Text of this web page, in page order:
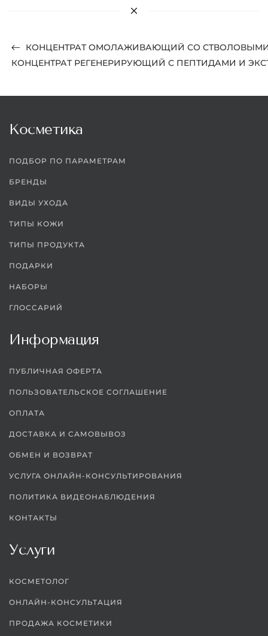
КОНЦЕНТРАТ ОМОЛАЖИВАЮЩИЙ СО СТВОЛОВЫМИ
КОНЦЕНТРАТ РЕГЕНЕРИРУЮЩИЙ С ПЕПТИДАМИ И
Косметика
ПОДБОР ПО ПАРАМЕТРАМ
БРЕНДЫ
ВИДЫ УХОДА
ТИПЫ КОЖИ
ТИПЫ ПРОДУКТА
ПОДАРКИ
НАБОРЫ
ГЛОССАРИЙ
Информация
ПУБЛИЧНАЯ ОФЕРТА
ПОЛЬЗОВАТЕЛЬСКОЕ СОГЛАШЕНИЕ
ОПЛАТА
ДОСТАВКА И САМОВЫВОЗ
ОБМЕН И ВОЗВРАТ
УСЛУГА ОНЛАЙН-КОНСУЛЬТИРОВАНИЯ
ПОЛИТИКА ВИДЕОНАБЛЮДЕНИЯ
КОНТАКТЫ
Услуги
КОСМЕТОЛОГ
ОНЛАЙН-КОНСУЛЬТАЦИЯ
ПРОДАЖА КОСМЕТИКИ